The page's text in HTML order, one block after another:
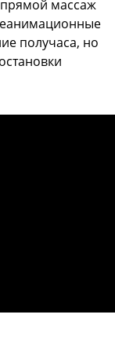
массаж
получаса, но